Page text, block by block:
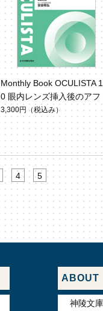
Monthly Book OCULISTA
0 眼内レンズ挿入後のアフ
ーフォロー
3,300円 （税込み）
4 5
ABOUT
神陵文